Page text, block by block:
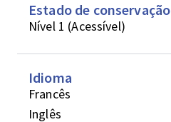
Estado de conservação
Nível 1 (Acessível)
Idioma
Francês
Inglês